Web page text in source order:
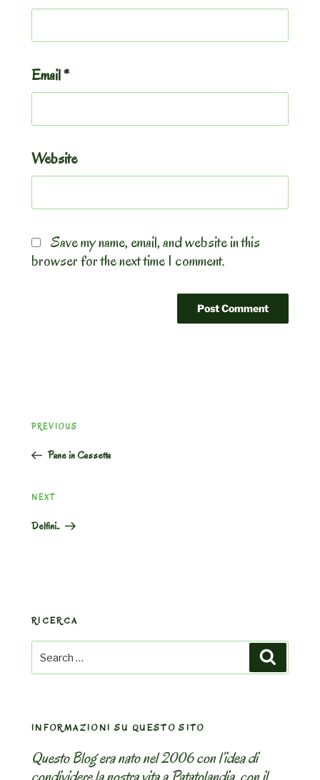
Email*
Website
Save my name, email, and website in this
browser for the next time I comment.
navigation
Previous
Post
PREVIOUS
Pane in Cassetta
Next
NEXT
Delfini..
RICERCA
Search
for:
INFORMAZIONI SU QUESTO SITO
Questo Blog era nato nel 2006 con l’idea di